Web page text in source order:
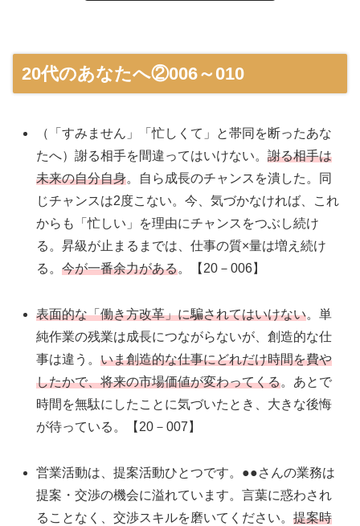
20代のあなたへ②006～010
（「すみません」「忙しくて」と帯同を断ったあな
たへ）謝る相手を間違ってはいけない。謝る相手は
未来の自分自身。自ら成長のチャンスを潰した。同
じチャンスは2度こない。今、気づかなければ、これ
からも「忙しい」を理由にチャンスをつぶし続け
る。昇級が止まるまでは、仕事の質×量は増え続け
る。今が一番余力がある。【20－006】
表面的な「働き方改革」に騙されてはいけない。単
純作業の残業は成長につながらないが、創造的な仕
事は違う。いま創造的な仕事にどれだけ時間を費や
したかで、将来の市場価値が変わってくる。あとで
時間を無駄にしたことに気づいたとき、大きな後悔
が待っている。【20－007】
営業活動は、提案活動ひとつです。●●さんの業務は
提案・交渉の機会に溢れています。言葉に惑わされ
ることなく、交渉スキルを磨いてください。提案時